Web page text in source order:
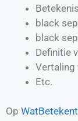
black
black
Definitie
Vertaling
Etc.
Op